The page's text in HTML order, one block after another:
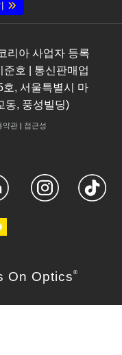
리아 사업자 등록
준호 | 통신판매업
, 서울특별시 마
동, 풍성빌딩)
약관| 접근성
On Optics ®